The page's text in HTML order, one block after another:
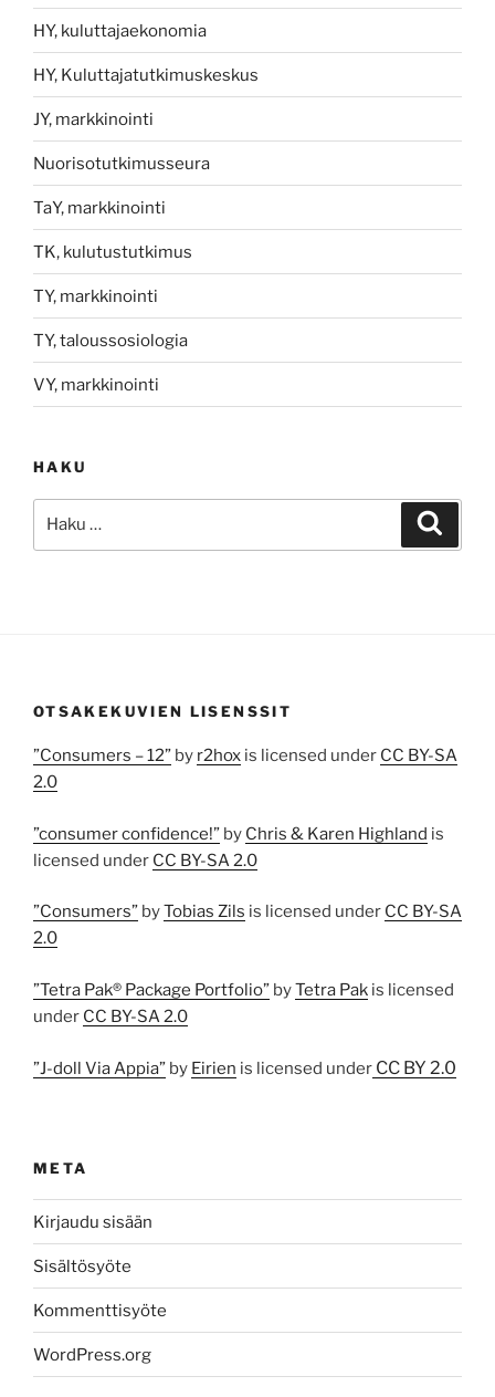
HY, kuluttajaekonomia
HY, Kuluttajatutkimuskeskus
JY, markkinointi
Nuorisotutkimusseura
TaY, markkinointi
TK, kulutustutkimus
TY, markkinointi
TY, taloussosiologia
VY, markkinointi
HAKU
OTSAKEKUVIEN LISENSSIT
”Consumers – 12” by r2hox is licensed under CC BY-SA
2.0
”consumer confidence!” by Chris & Karen Highland is
licensed under CC BY-SA 2.0
”Consumers” byTobias Zils is licensed under CC BY-SA
2.0
”Tetra Pak® Package Portfolio” byTetra Pak is licensed
under CC BY-SA 2.0
”J-doll Via Appia” by Eirien is licensed under CC BY 2.0
META
Kirjaudu sisään
Sisältösyöte
Kommenttisyöte
WordPress.org